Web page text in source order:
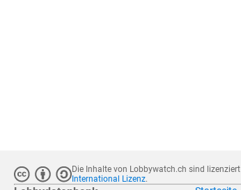
Die Inhalte von Lobbywatch.ch sind
International Lizenz.